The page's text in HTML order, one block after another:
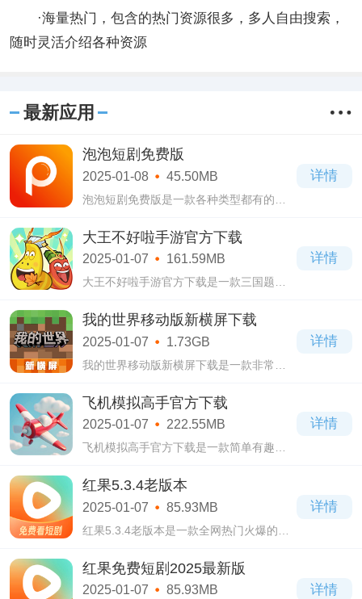
·海量热门，包含的热门资源很多，多人自由搜索，
随时灵活介绍各种资源
最新应用
泡泡短剧免费版
2025-01-08 45.50MB
泡泡短剧免费版是一款各种类型都有的全
尽，可以满足广大用户日常的观看需求，
全天24小时在线更新推送各种不同类型的
短剧作
详情
大王不好啦手游官方下载
2025-01-07 161.59MB
大王不好啦手游官方下载是一款三国题材
载这里你所熟悉的武将谋士，都将变成不
同的昆虫，不过战火依旧存在，而胜利者
也会是你
详情
我的世界移动版新横屏下载
2025-01-07 1.73GB
我的世界移动版新横屏下载是一款非常好
新横屏下载游戏提供庞大的像素世界，玩
家可以随机生成世界自由探险哦!
详情
飞机模拟高手官方下载
2025-01-07 222.55MB
飞机模拟高手官方下载是一款简单有趣的
戏中玩家会拥有各种各样的飞机可以解锁
体验，而操作嘛，就是用弹弓将其弹射出
去!
详情
红果5.3.4老版本
2025-01-07 85.93MB
红果5.3.4老版本是一款全网热门火爆的追
门的短剧，各种热门好看的短剧任你选
择，花样精彩的节目没有都可以肆无忌惮
的在线刷
详情
红果免费短剧2025最新版
2025-01-07 85.93MB 详情